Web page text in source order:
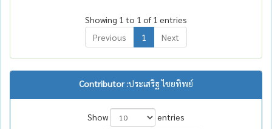
Showing 1 to 1 of 1 entries
Previous
1 Next
Contributor :ประเสริฐ ไชยทิพย์
Show
entries